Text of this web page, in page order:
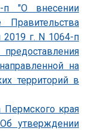
"О внесении
г. N 1064-п
на
территорий в
Пермского края
утверждении